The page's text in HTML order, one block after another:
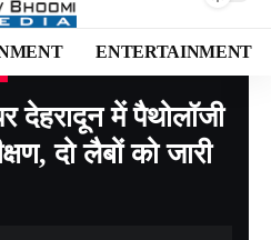
ENTERTAINMENT
>UTTARAKHAND>DEHRADUN>
देहरादून में पैथोलॉजी
दो लैबों को जारी